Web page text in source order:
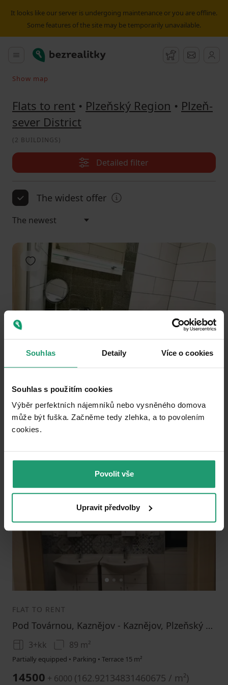
Souhlas Detaily Více o cookies
Souhlas s použitím cookies
Výběr perfektních nájemníků nebo vysněného domova
může být fuška. Začněme tedy zlehka, a to povolením
cookies.​
Povolit vše
Upravit předvolby
It looks like our server is undergoing maintenance or you are offline.
Some features of the site may be temporarily unavailable.
Main menu
Bezrealitky Watchdog
Search on the map
Show map
Flats to rent • Plzeňský Region • Plzeň-
sever District
(2 BUILDINGS)
Detailed filter
The widest offer
12 3
Add to favorites
Pernarec - Pernarec, Plzeňský Region
3+1 56 m²
Partially equipped • Parking • Cellar 4 m²
1 3
Add to favorites
FLAT TO RENT
Pod Továrnou, Kaznějov - Kaznějov, Plzeňský Region
3+kk 89 m²
Partially equipped • Parking • Terrace 15 m²
14500 + 6000 (162.92134831460675 / m²)